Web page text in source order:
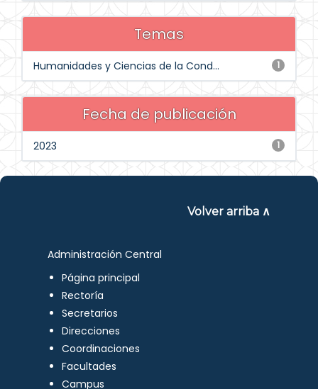
Temas
1
Humanidades y Ciencias de la Cond...
Fecha de publicación
1
2023
Volver arriba ∧
Administración Central
Página principal
Rectoría
Secretarios
Direcciones
Coordinaciones
Facultades
Campus